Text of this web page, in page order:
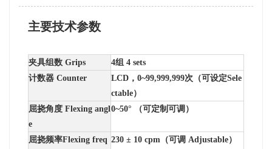
主要技术参数
夹具组数 Grips 4组 4 sets
计数器 Counter LCD，0~99,999,999次（可设定Sele
ctable）
屈挠角度 Flexing angl
e
0~50° （可定制可调）
屈挠频率Flexing freq 230 ± 10 cpm （可调 Adjustable）